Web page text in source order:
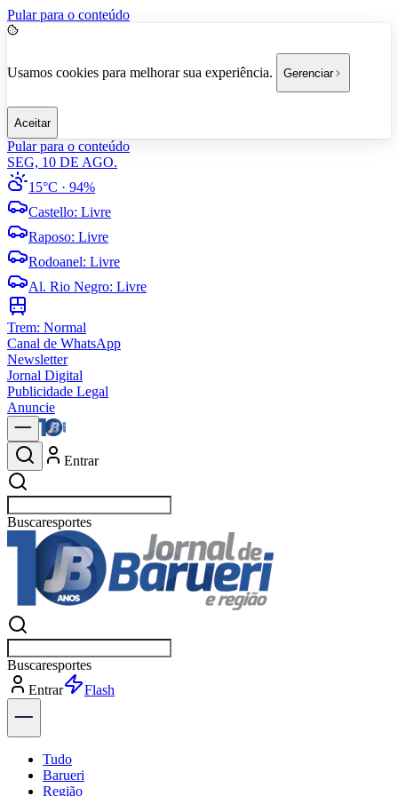
Pular para o conteúdo
Usamos cookies para melhorar sua experiência. Gerenciar
Aceitar
Pular para o conteúdo
SEG, 10 DE AGO.
15°C · 94%
Castello: Livre
Raposo: Livre
Rodoanel: Livre
Al. Rio Negro: Livre
Trem: Normal
Canal de WhatsApp
Newsletter
Jornal Digital
Publicidade Legal
Anuncie
Entrar
Buscarpolítica
Buscarpolítica
Entrar
Flash
Tudo
Barueri
Região